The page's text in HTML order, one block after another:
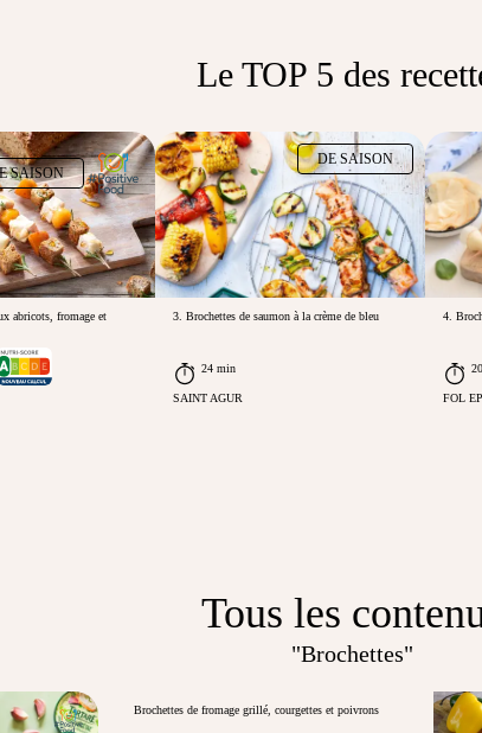
Le TOP 5 des
SAISON
abricots, fromage et
DE SAISON
3. Brochettes de saumon à la crème de bleu
24 min
SAINT AGUR
4.
FOL
Tous les
"Brochettes"
Brochettes de fromage grillé, courgettes et poivrons